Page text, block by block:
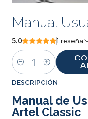
Manual
5.0 1 reseña
Cantidad
DESCRIPCIÓN
Manual de
Artel Classic